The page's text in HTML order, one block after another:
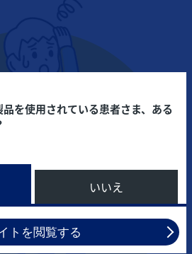
を使用されている患者さま、ある
いいえ
トを閲覧する